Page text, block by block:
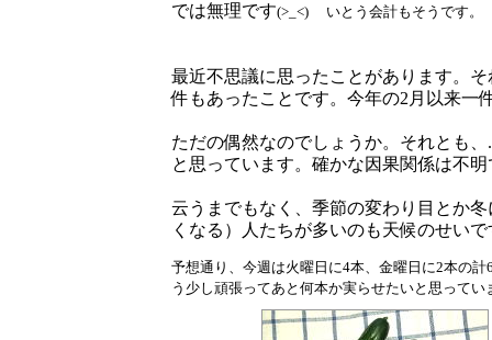
では無理です(>_<) いとう会計もそうです。
最近不思議に思ったことがあります。
件もあったことです。今年の2月以来一
ただの偶然なのでしょうか。それとも
と思っています。確かな因果関係は不
云うまでもなく、季節の変わり目とか
くなる）人たちが多いのも天候のせい
予想通り、今週は火曜日に4本、金曜日に2本の
う少し頑張ってあと何本か実らせたいと思って